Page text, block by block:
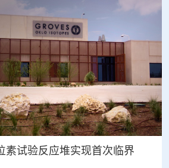
素试验反应堆实现首次临界